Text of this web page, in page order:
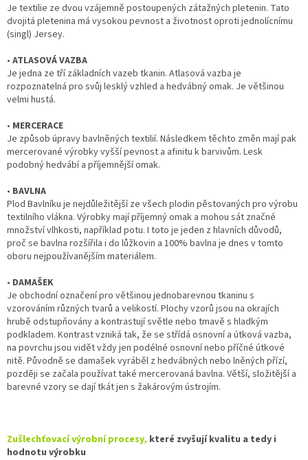
Je textilie ze dvou vzájemně postoupených zátažných pletenin. Tato
dvojitá pletenina má vysokou pevnost a životnost oproti jednolícnímu
(singl) Jersey.
• ATLASOVÁ VAZBA
Je jedna ze tří základních vazeb tkanin. Atlasová vazba je
rozpoznatelná pro svůj lesklý vzhled a hedvábný omak. Je většinou
velmi hustá.
• MERCERACE
Je způsob úpravy bavlněných textilií. Následkem těchto změn mají pak
mercerované výrobky vyšší pevnost a afinitu k barvivům. Lesk
podobný hedvábí a příjemnější omak.
• BAVLNA
Plod Bavlníku je nejdůležitější ze všech plodin pěstovaných pro výrobu
textilního vlákna. Výrobky mají příjemný omak a mohou sát značné
množství vlhkosti, například potu. I toto je jeden z hlavních důvodů,
proč se bavlna rozšířila i do lůžkovin a 100% bavlna je dnes v tomto
oboru nejpoužívanějším materiálem.
• DAMAŠEK
Je obchodní označení pro většinou jednobarevnou tkaninu s
vzorováním různých tvarů a velikostí. Plochy vzorů jsou na okrajích
hrubě odstupňovány a kontrastují světle nebo tmavě s hladkým
podkladem. Kontrast vzniká tak, že se střídá osnovní a útková vazba,
na povrchu jsou vidět vždy jen podélné osnovní nebo příčné útkové
nitě. Původně se damašek vyráběl z hedvábných nebo lněných přízí,
později se začala používat také mercerovaná bavlna. Větší, složitější a
barevné vzory se dají tkát jen s žakárovým ústrojím.
Zušlechťovací výrobní procesy, které zvyšují kvalitu a tedy i
hodnotu výrobku